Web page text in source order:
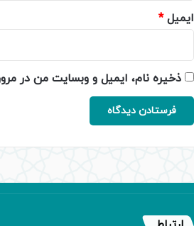
ایمیل*
ذخیره نام، ایمیل و وبسایت من در